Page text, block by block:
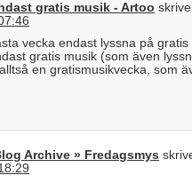
gratis musik - Artoo
vecka endast lyssna på
gratis musik (som även
en gratismusikvecka, som
Archive » Fredagsmys